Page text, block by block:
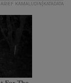
ARIEF KAMALUDIN|KATADATA